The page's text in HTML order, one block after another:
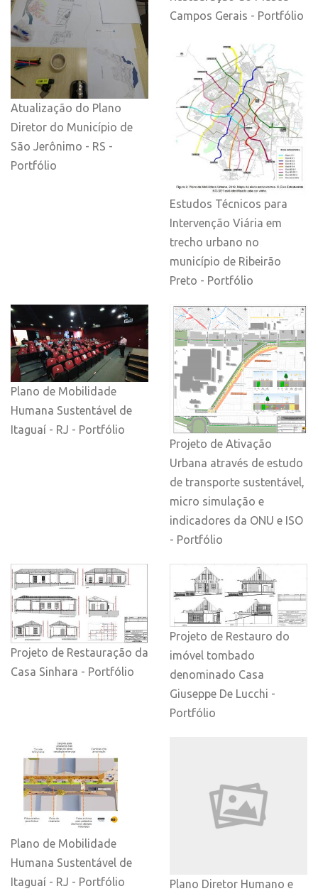
Atualização do Plano
Diretor do Município de
São Jerônimo - RS -
Portfólio
Campos Gerais - Portfólio
Estudos Técnicos para
Intervenção Viária em
trecho urbano no
município de Ribeirão
Preto - Portfólio
Plano de Mobilidade
Humana Sustentável de
Itaguaí - RJ - Portfólio
Projeto de Ativação
Urbana através de estudo
de transporte sustentável,
micro simulação e
indicadores da ONU e ISO
- Portfólio
Projeto de Restauração da
Casa Sinhara - Portfólio
Projeto de Restauro do
imóvel tombado
denominado Casa
Giuseppe De Lucchi -
Portfólio
Plano de Mobilidade
Humana Sustentável de
Itaguaí - RJ - Portfólio
Plano Diretor Humano e